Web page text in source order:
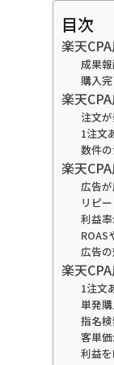
目次
楽天
成果
購入
楽天
注文
1注文
数件
楽天
広告
リピ
利益
ROAS
広告
楽天
1注文
単発
指名
客単
利益